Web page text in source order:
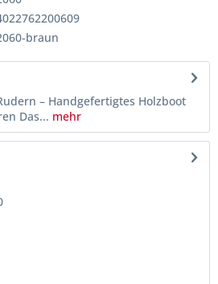
braun
– Handgefertigtes Holzboot
Das... mehr